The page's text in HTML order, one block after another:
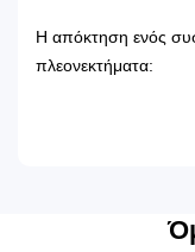
Η απόκτηση ενός
πλεονεκτήματα:
μόνο με ένα